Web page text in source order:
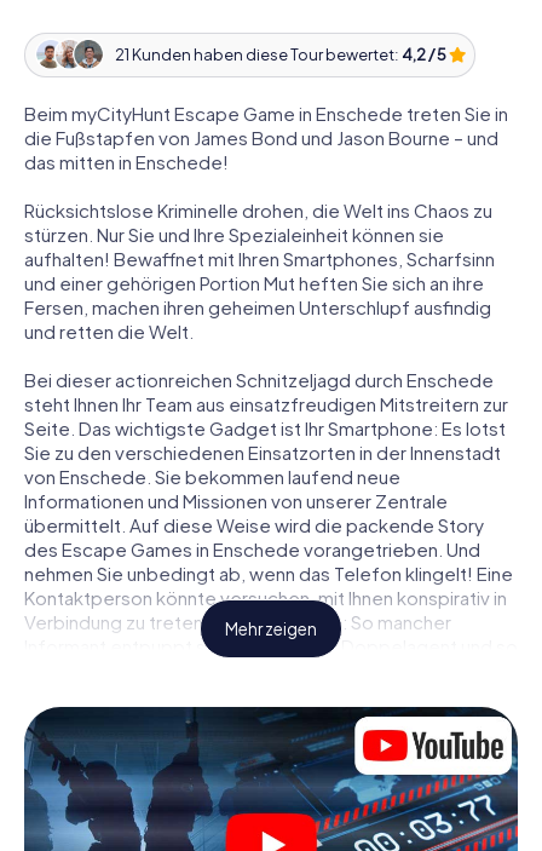
21 Kunden haben diese Tour bewertet: 4,2 / 5
Beim myCityHunt Escape Game in Enschede treten Sie in
die Fußstapfen von James Bond und Jason Bourne – und
das mitten in Enschede!
Rücksichtslose Kriminelle drohen, die Welt ins Chaos zu
stürzen. Nur Sie und Ihre Spezialeinheit können sie
aufhalten! Bewaffnet mit Ihren Smartphones, Scharfsinn
und einer gehörigen Portion Mut heften Sie sich an ihre
Fersen, machen ihren geheimen Unterschlupf ausfindig
und retten die Welt.
Bei dieser actionreichen Schnitzeljagd durch Enschede
steht Ihnen Ihr Team aus einsatzfreudigen Mitstreitern zur
Seite. Das wichtigste Gadget ist Ihr Smartphone: Es lotst
Sie zu den verschiedenen Einsatzorten in der Innenstadt
von Enschede. Sie bekommen laufend neue
Informationen und Missionen von unserer Zentrale
übermittelt. Auf diese Weise wird die packende Story
des Escape Games in Enschede vorangetrieben. Und
nehmen Sie unbedingt ab, wenn das Telefon klingelt! Eine
Kontaktperson könnte versuchen, mit Ihnen konspirativ in
Verbindung zu treten … Doch Vorsicht: So mancher
Informant entpuppt sich als dubioser Doppelagent und so
und vor allem: Vertrauen Sie niemandem!
Anders als in einem klassischen Escape Room in
Enschede sind Sie also nicht in ein Zimmer eingesperrt,
aus dem Sie sich in einem vorgegebenen Zeitfenster
befreien müssen. Diese Smartphone Schnitzeljagd erklärt
Mehr zeigen